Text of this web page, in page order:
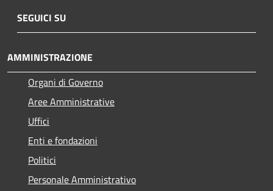
SEGUICI SU
AMMINISTRAZIONE
Organi di Governo
Aree Amministrative
Uffici
Enti e fondazioni
Politici
Personale Amministrativo